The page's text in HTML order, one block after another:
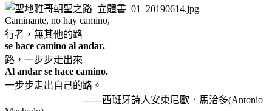
Caminante, no hay camino,
行者，無其他的路
se hace camino al andar.
路，一步步走出來
Al andar se hace camino.
一步步走出自己的路。
——西班牙詩人安東尼歐．馬洽多(Antonio